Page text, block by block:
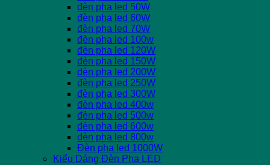
đèn pha led 50W
đèn pha led 60W
đèn pha led 70W
đèn pha led 100w
đèn pha led 120W
đèn pha led 150W
đèn pha led 200W
đèn pha led 250W
đèn pha led 300W
đèn pha led 400w
đèn pha led 500w
đèn pha led 600w
đèn pha led 800w
Đèn pha led 1000W
Kiểu Dáng Đèn Pha LED